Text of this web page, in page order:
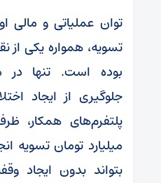
توان عملیاتی و مالی
تسویه، همواره یکی از
بوده است. تنها در
جلوگیری از ایجاد
پلتفرم‌های همکار،
میلیارد تومان تسویه
بتواند بدون ایجاد